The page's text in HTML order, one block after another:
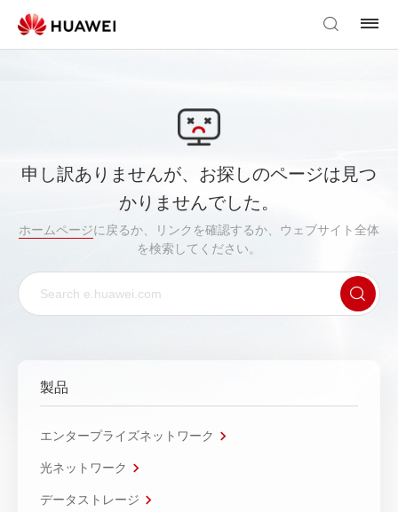
申し訳ありませんが、お探しのページは見つ
かりませんでした。
ホームページに戻るか、リンクを確認するか、ウェブサイト全体
を検索してください。
製品
エンタープライズネットワーク
光ネットワーク
データストレージ